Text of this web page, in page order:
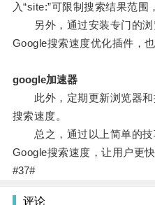
入“site:”可限制搜索结果范围
另外，通过安装专门的浏
Google搜索速度优化插件，
google加速器
此外，定期更新浏览器和
搜索速度。
总之，通过以上简单的技
Google搜索速度，让用户更
#37#
评论